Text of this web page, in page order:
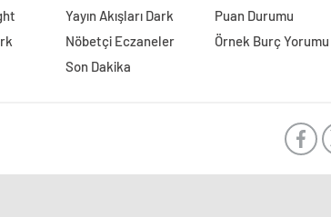
Yayın Akışları Dark
Nöbetçi Eczaneler
Son Dakika
Puan Durumu
Örnek Burç Yorumu